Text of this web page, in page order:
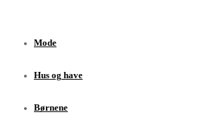
Mode
Hus og have
Børnene